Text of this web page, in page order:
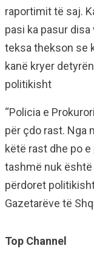
raportimit të saj.
pasi ka pasur disa
teksa thekson se
kanë kryer
politikisht
“Policia e
për çdo rast. Nga
këtë rast dhe po
tashmë nuk
përdoret
Gazetarëve të
Top Channel